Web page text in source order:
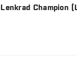
Champion